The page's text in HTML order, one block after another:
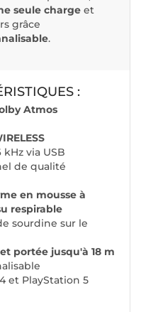
seule charge et
grâce
.
:
Atmos
via USB
de qualité
en mousse à
respirable
sourdine sur le
portée jusqu'à 18 m
et PlayStation 5